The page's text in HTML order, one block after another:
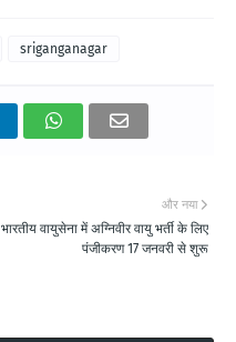
sriganganagar
और नया
भारतीय वायुसेना में अग्निवीर वायु भर्ती के लिए
पंजीकरण 17 जनवरी से शुरू